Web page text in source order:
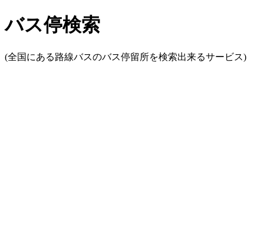
バス停検索
(全国にある路線バスのバス停留所を検索出来るサービス)